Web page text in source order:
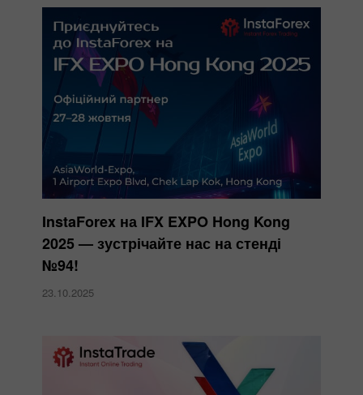
InstaForex на IFX EXPO Hong Kong
2025 — зустрічайте нас на стенді
№94!
23.10.2025